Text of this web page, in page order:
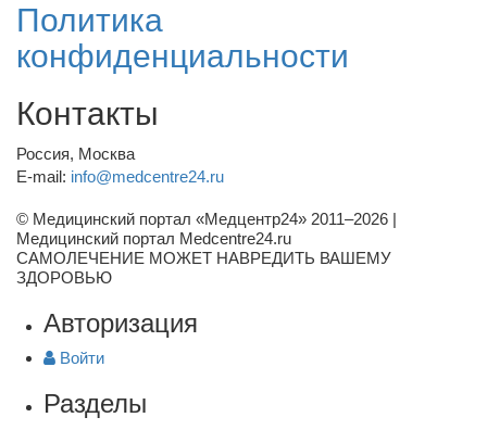
Политика
конфиденциальности
Контакты
Россия, Москва
E-mail: info@medcentre24.ru
© Медицинский портал «Медцентр24» 2011–2026 |
Медицинский портал Medcentre24.ru
САМОЛЕЧЕНИЕ МОЖЕТ НАВРЕДИТЬ ВАШЕМУ
ЗДОРОВЬЮ
Авторизация
Войти
Разделы